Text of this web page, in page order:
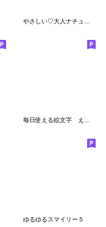
毎日使える絵文字 えもじん2
ゆるゆるスマイリー５